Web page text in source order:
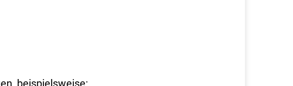
beispielsweise: